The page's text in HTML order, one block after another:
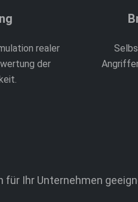
realer
der
Ihr Unternehmen